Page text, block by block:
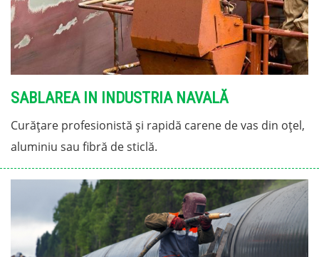
SABLAREA IN INDUSTRIA NAVALĂ
Curățare profesionistă și rapidă carene de vas din oțel,
aluminiu sau fibră de sticlă.